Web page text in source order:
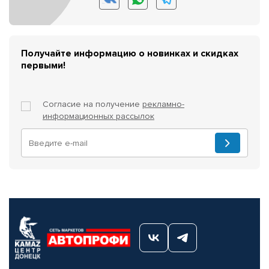
Получайте информацию о новинках и скидках
первыми!
Согласие на получение рекламно-
информационных рассылок